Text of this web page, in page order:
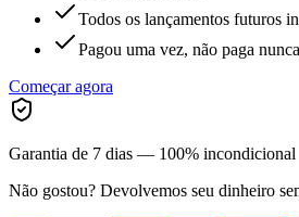
Todos os lançamentos futuros
Pagou uma vez, não paga
Começar agora
Garantia de 7 dias — 100% incondicional
Não gostou? Devolvemos seu dinheiro